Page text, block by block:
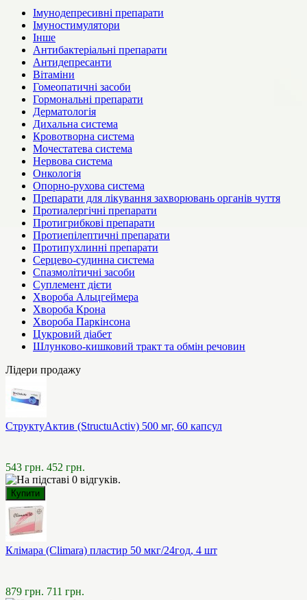
Імунодепресивні препарати
Імуностимулятори
Інше
Антибактеріальні препарати
Антидепресанти
Вітаміни
Гомеопатичні засоби
Гормональні препарати
Дерматологія
Дихальна система
Кровотворна система
Мочестатева система
Нервова система
Онкологія
Опорно-рухова система
Препарати для лікування захворювань органів чуття
Протиалергічні препарати
Протигрибкові препарати
Протиепілептичні препарати
Протипухлинні препарати
Серцево-судинна система
Спазмолітичні засоби
Суплемент дієти
Хвороба Альцгеймера
Хвороба Крона
Хвороба Паркінсона
Цукровий діабет
Шлунково-кишковий тракт та обмін речовин
Лідери продажу
СтруктуАктив (StructuActiv) 500 мг, 60 капсул
543 грн. 452 грн.
Клімара (Climara) пластир 50 мкг/24год, 4 шт
879 грн. 711 грн.